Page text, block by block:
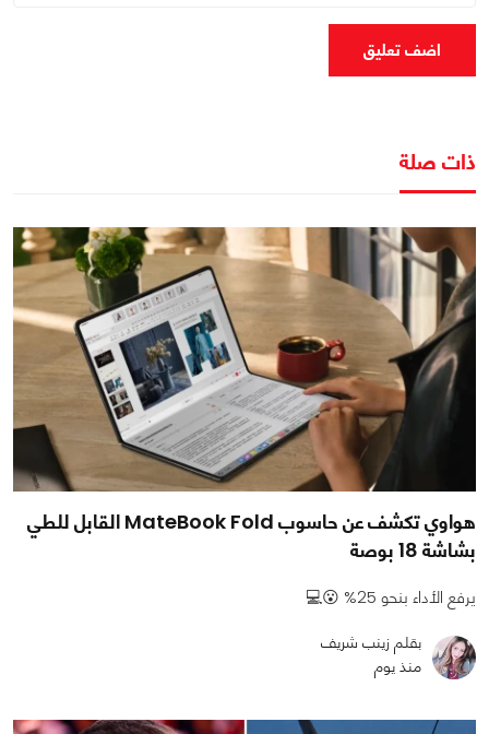
اضف تعليق
ذات صلة
هواوي تكشف عن حاسوب MateBook Fold القابل للطي
بشاشة 18 بوصة
يرفع الأداء بنحو 25% 😮💻
بقلم زينب شريف
منذ يوم